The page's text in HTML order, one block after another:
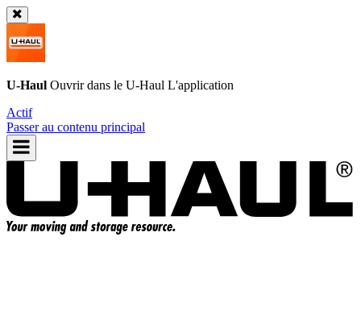
U-Haul Ouvrir dans le U-Haul L'application
Actif
Passer au contenu principal